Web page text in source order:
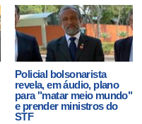
Policial bolsonarista
revela, em áudio, plano
para "matar meio mundo"
e prender ministros do
STF